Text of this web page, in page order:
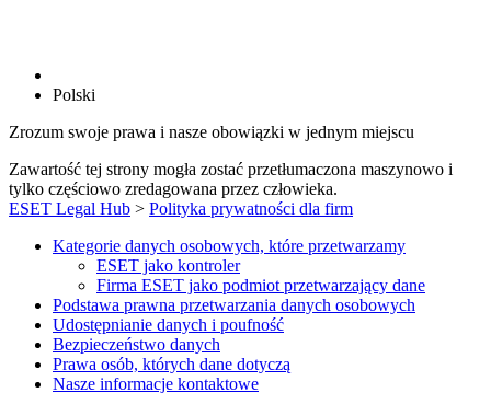
Polski
Zrozum swoje prawa i nasze obowiązki w jednym miejscu
Zawartość tej strony mogła zostać przetłumaczona maszynowo i
tylko częściowo zredagowana przez człowieka.
ESET Legal Hub > Polityka prywatności dla firm
Kategorie danych osobowych, które przetwarzamy
ESET jako kontroler
Firma ESET jako podmiot przetwarzający dane
Podstawa prawna przetwarzania danych osobowych
Udostępnianie danych i poufność
Bezpieczeństwo danych
Prawa osób, których dane dotyczą
Nasze informacje kontaktowe